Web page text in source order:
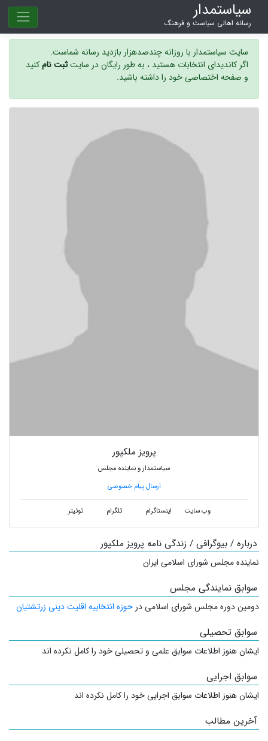
سیاستمدار
رسانه اهالی سیاست و فرهنگ
سایت سیاستمدار با روزانه چندصدهزار بازدید رسانه شماست.
اگر کاندیدای انتخابات هستید ، به طور رایگان در سایتثبت نامکنید
و صفحه اختصاصی خود را داشته باشید.
پرویز ملکپور
سیاستمدار و نماینده مجلس
ارسال پیام خصوصی
وب سایت اینستاگرام تلگرام توئیتر
درباره / بیوگرافی / زندگی نامه پرویز ملکپور
نماینده مجلس شورای اسلامی ایران
سوابق نمایندگی مجلس
دومین دوره مجلس شورای اسلامی در حوزه انتخابیه اقلیت دینی زرتشتیان
سوابق تحصیلی
ایشان هنوز اطلاعات سوابق علمی و تحصیلی خود را کامل نکرده اند
سوابق اجرایی
ایشان هنوز اطلاعات سوابق اجرایی خود را کامل نکرده اند
آخرین مطالب